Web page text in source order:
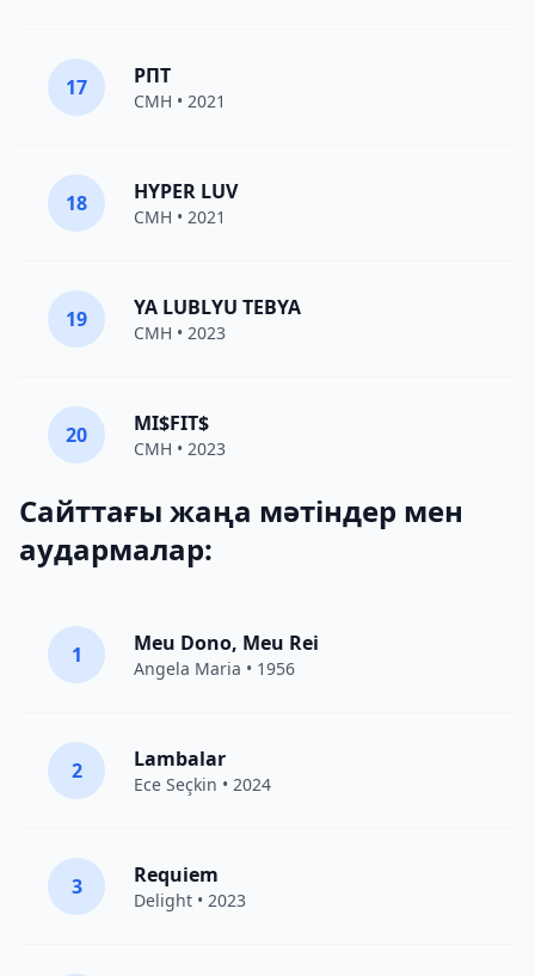
17 РПТ
CMH • 2021
18 HYPER LUV
CMH • 2021
19 YA LUBLYU TEBYA
CMH • 2023
20 MI$FIT$
CMH • 2023
Сайттағы жаңа мәтіндер мен
аудармалар:
1 Meu Dono, Meu Rei
Angela Maria • 1956
2 Lambalar
Ece Seçkin • 2024
3 Requiem
Delight • 2023